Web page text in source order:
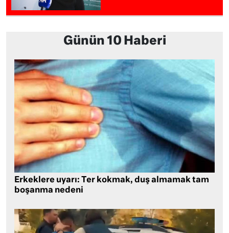
Günün 10 Haberi
Erkeklere uyarı: Ter kokmak, duş almamak tam
boşanma nedeni